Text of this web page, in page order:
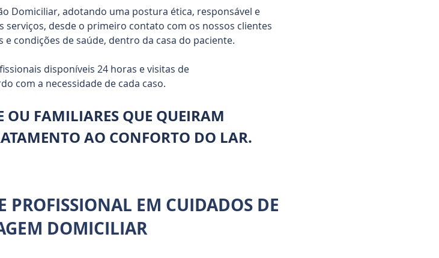
Domiciliar, adotando uma postura ética, responsável e
desde o primeiro contato com os nossos clientes
condições de saúde, dentro da casa do paciente.
disponíveis 24 horas e visitas de
com a necessidade de cada caso.
OU FAMILIARES QUE QUEIRAM
AO CONFORTO DO LAR.
PROFISSIONAL EM CUIDADOS DE
DOMICILIAR